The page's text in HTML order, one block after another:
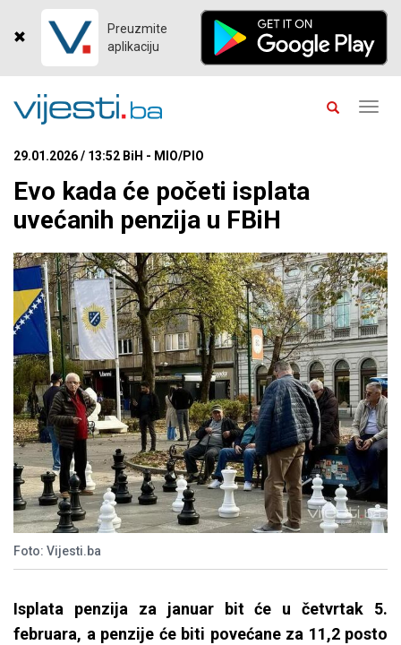
Preuzmite
aplikaciju
29.01.2026 / 13:52 BiH - MIO/PIO
Evo kada će početi isplata
uvećanih penzija u FBiH
Foto: Vijesti.ba
Isplata penzija za januar bit će u četvrtak 5.
februara, a penzije će biti povećane za 11,2 posto